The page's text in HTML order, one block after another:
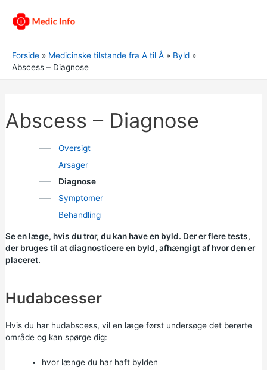
Forside Medicinske tilstande fra A til Å
Byld
Abscess – Diagnose
Abscess – Diagnose
Oversigt
Arsager
Diagnose
Symptomer
Behandling
Se en læge, hvis du tror, du kan have en byld. Der er flere tests,
der bruges til at diagnosticere en byld, afhængigt af hvor den er
placeret.
Hudabcesser
Hvis du har hudabscess, vil en læge først undersøge det berørte
område og kan spørge dig:
hvor længe du har haft bylden